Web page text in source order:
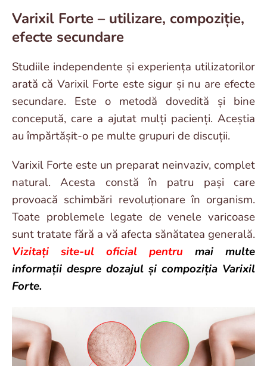
Varixil Forte – utilizare, compoziție,
efecte secundare
Studiile independente și experiența utilizatorilor
arată că Varixil Forte este sigur și nu are efecte
secundare. Este o metodă dovedită și bine
concepută, care a ajutat mulți pacienți. Aceștia
au împărtășit-o pe multe grupuri de discuții.
Varixil Forte este un preparat neinvaziv, complet
natural. Acesta constă în patru pași care
provoacă schimbări revoluționare în organism.
Toate problemele legate de venele varicoase
sunt tratate fără a vă afecta sănătatea generală.
Vizitați site-ul oficial pentru mai multe
informații despre dozajul și compoziția Varixil
Forte.